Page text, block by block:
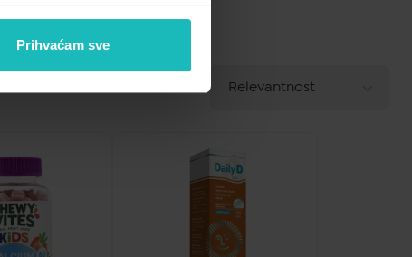
Prihvaćam sve
POREDAJ PO Relevantnost
Najviša cijena